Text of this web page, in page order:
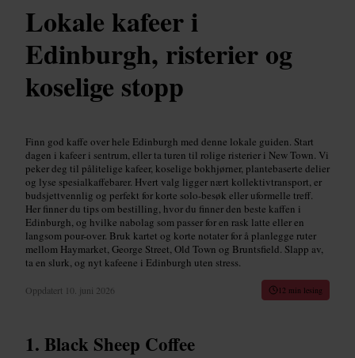
Lokale kafeer i
Edinburgh, risterier og
koselige stopp
Finn god kaffe over hele Edinburgh med denne lokale guiden. Start
dagen i kafeer i sentrum, eller ta turen til rolige risterier i New Town. Vi
peker deg til pålitelige kafeer, koselige bokhjørner, plantebaserte delier
og lyse spesialkaffebarer. Hvert valg ligger nært kollektivtransport, er
budsjettvennlig og perfekt for korte solo-besøk eller uformelle treff.
Her finner du tips om bestilling, hvor du finner den beste kaffen i
Edinburgh, og hvilke nabolag som passer for en rask latte eller en
langsom pour-over. Bruk kartet og korte notater for å planlegge ruter
mellom Haymarket, George Street, Old Town og Bruntsfield. Slapp av,
ta en slurk, og nyt kafeene i Edinburgh uten stress.
Oppdatert 10. juni 2026 12 min lesing
Black Sheep Coffee